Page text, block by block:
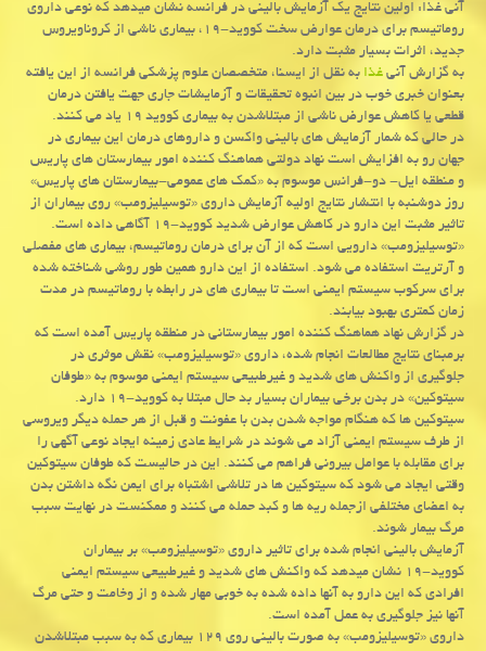
آنی غذا: اولین نتایج یك آزمایش بالینی در فرانسه نشان میدهد كه نوعی داروی
روماتیسم برای درمان عوارض سخت كووید-۱۹، بیماری ناشی از كروناویروس
جدید، اثرات بسیار مثبت دارد.
به گزارش آنیغذابه نقل از ایسنا، متخصصان علوم پزشکی فرانسه از این یافته
بعنوان خبری خوب در بین انبوه تحقیقات و آزمایشات جاری جهت یافتن درمان
قطعی یا کاهش عوارض ناشی از مبتلاشدن به بیماری کووید ۱۹ یاد می کنند.
در حالی که شمار آزمایش های بالینی واکسن و داروهای درمان این بیماری در
جهان رو به افزایش است نهاد دولتی هماهنگ کننده امور بیمارستان های پاریس
و منطقه ایل- دو-فرانس موسوم به «کمک های عمومی-بیمارستان های پاریس»
روز دوشنبه با انتشار نتایج اولیه آزمایش داروی «توسیلیزومب» روی بیماران از
تاثیر مثبت این دارو در کاهش عوارض شدید کووید-۱۹ آگاهی داده است.
«توسیلیزومب» دارویی است که از آن برای درمان روماتیسم، بیماری های مفصلی
و آرتریت استفاده می شود. استفاده از این دارو همین طور روشی شناخته شده
برای سرکوب سیستم ایمنی است تا بیماری های در رابطه با روماتیسم در مدت
زمان کمتری بهبود بیابند.
در گزارش نهاد هماهنگ کننده امور بیمارستانی در منطقه پاریس آمده است که
برمبنای نتایج مطالعات انجام شده، داروی «توسیلیزومب» نقش موثری در
جلوگیری از واکنش های شدید و غیرطبیعی سیستم ایمنی موسوم به «طوفان
سیتوکین» در بدن برخی بیماران بسیار بد حال مبتلا به کووید-۱۹ دارد.
سیتوکین ها که هنگام مواجه شدن بدن با عفونت و قبل از هر حمله دیگر ویروسی
از طرف سیستم ایمنی آزاد می شوند در شرایط عادی زمینه ایجاد نوعی آگهی را
برای مقابله با عوامل بیرونی فراهم می کنند. این در حالیست که طوفان سیتوکین
وقتی ایجاد می شود که سیتوکین ها در تلاشی اشتباه برای ایمن نگه داشتن بدن
به اعضای مختلفی ازجمله ریه ها و کبد حمله می کنند و ممکنست در نهایت سبب
مرگ بیمار شوند.
آزمایش بالینی انجام شده برای تاثیر داروی «توسیلیزومب» بر بیماران
کووید-۱۹ نشان میدهد که واکنش های شدید و غیرطبیعی سیستم ایمنی
افرادی که این دارو به آنها داده شده به خوبی مهار شده و از وخامت و حتی مرگ
آنها نیز جلوگیری به عمل آمده است.
داروی «توسیلیزومب» به صورت بالینی روی ۱۲۹ بیماری که به سبب مبتلاشدن